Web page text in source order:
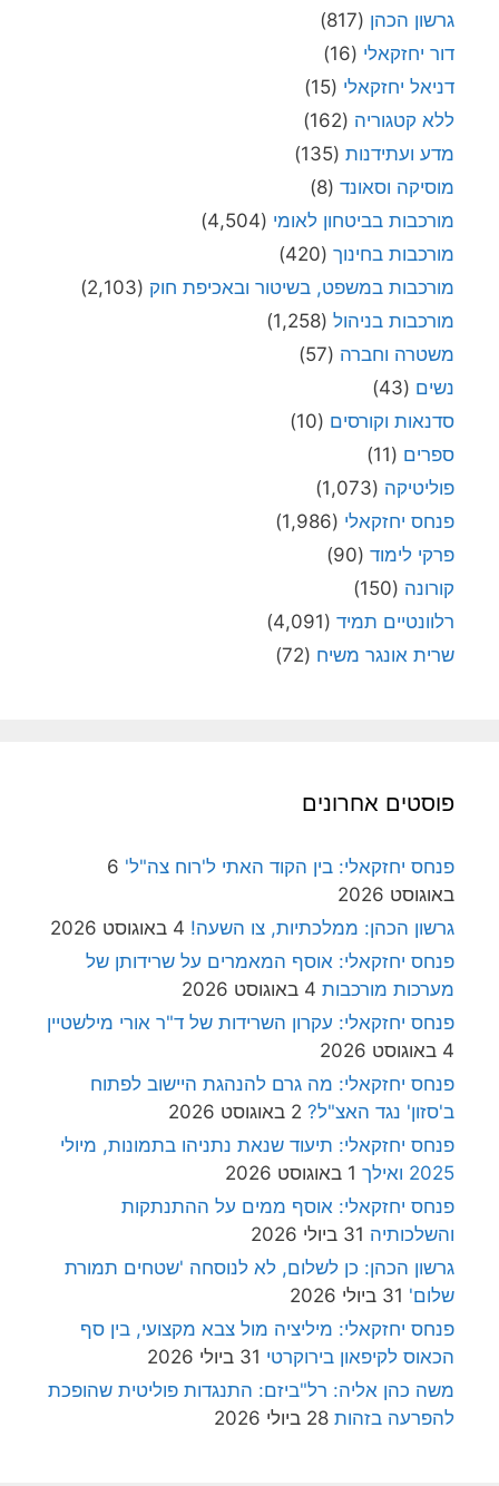
גרשון הכהן (817)
דור יחזקאלי (16)
דניאל יחזקאלי (15)
ללא קטגוריה (162)
מדע ועתידנות (135)
מוסיקה וסאונד (8)
מורכבות בביטחון לאומי (4,504)
מורכבות בחינוך (420)
מורכבות במשפט, בשיטור ובאכיפת חוק (2,103)
מורכבות בניהול (1,258)
משטרה וחברה (57)
נשים (43)
סדנאות וקורסים (10)
ספרים (11)
פוליטיקה (1,073)
פנחס יחזקאלי (1,986)
פרקי לימוד (90)
קורונה (150)
רלוונטיים תמיד (4,091)
שרית אונגר משיח (72)
פוסטים אחרונים
פנחס יחזקאלי: בין הקוד האתי ל'רוח צה"ל' 6
באוגוסט 2026
גרשון הכהן: ממלכתיות, צו השעה! 4 באוגוסט 2026
פנחס יחזקאלי: אוסף המאמרים על שרידותן של
מערכות מורכבות 4 באוגוסט 2026
פנחס יחזקאלי: עקרון השרידות של ד"ר אורי מילשטיין
4 באוגוסט 2026
פנחס יחזקאלי: מה גרם להנהגת היישוב לפתוח
ב'סזון' נגד האצ"ל? 2 באוגוסט 2026
פנחס יחזקאלי: תיעוד שנאת נתניהו בתמונות, מיולי
2025 ואילך
1 באוגוסט 2026
פנחס יחזקאלי: אוסף ממים על ההתנתקות
והשלכותיה 31 ביולי 2026
גרשון הכהן: כן לשלום, לא לנוסחה 'שטחים תמורת
שלום' 31 ביולי 2026
פנחס יחזקאלי: מיליציה מול צבא מקצועי, בין סף
הכאוס לקיפאון בירוקרטי 31 ביולי 2026
משה כהן אליה: רל"ביזם: התנגדות פוליטית שהופכת
להפרעה בזהות 28 ביולי 2026